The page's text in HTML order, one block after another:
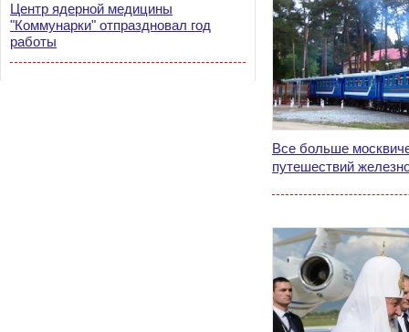
Центр ядерной медицины
"Коммунарки" отпраздновал год
работы
Все больше
путешествий